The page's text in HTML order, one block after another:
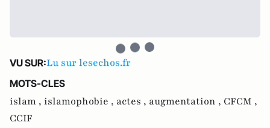
VU SUR:Lu sur lesechos.fr
MOTS-CLES
islam , islamophobie , actes , augmentation , CFCM ,
CCIF